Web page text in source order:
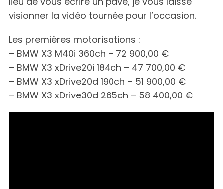
visionner la vidéo tournée pour l’occasion.
Les premières motorisations :
– BMW X3 M40i 360ch – 72 900,00 €
– BMW X3 xDrive20i 184ch – 47 700,00 €
– BMW X3 xDrive20d 190ch – 51 900,00 €
– BMW X3 xDrive30d 265ch – 58 400,00 €